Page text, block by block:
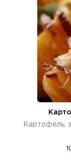
Картофель,